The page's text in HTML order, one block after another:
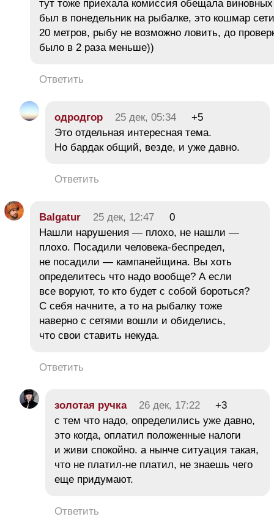
тут тоже приехала комиссия обещала виновных
был в понедельник на рыбалке, это кошмар
20 метров, рыбу не возможно ловить, до
было в 2 раза меньше))
Ответить
одродгор 25 дек, 05:34
+5
Это отдельная интересная тема.
Но бардак общий, везде, и уже давно.
Ответить
Balgatur 25 дек, 12:47
0
Нашли нарушения — плохо, не нашли —
плохо. Посадили человека-беспредел,
не посадили — кампанейщина. Вы хоть
определитесь что надо вообще? А если
все воруют, то кто будет с собой бороться?
С себя начните, а то на рыбалку тоже
наверно с сетями вошли и обиделись,
что свои ставить некуда.
Ответить
золотая ручка 26 дек, 17:22
+3
с тем что надо, определились уже давно,
это когда, оплатил положенные налоги
и живи спокойно. а нынче ситуация такая,
что не платил-не платил, не знаешь чего
еще придумают.
Ответить